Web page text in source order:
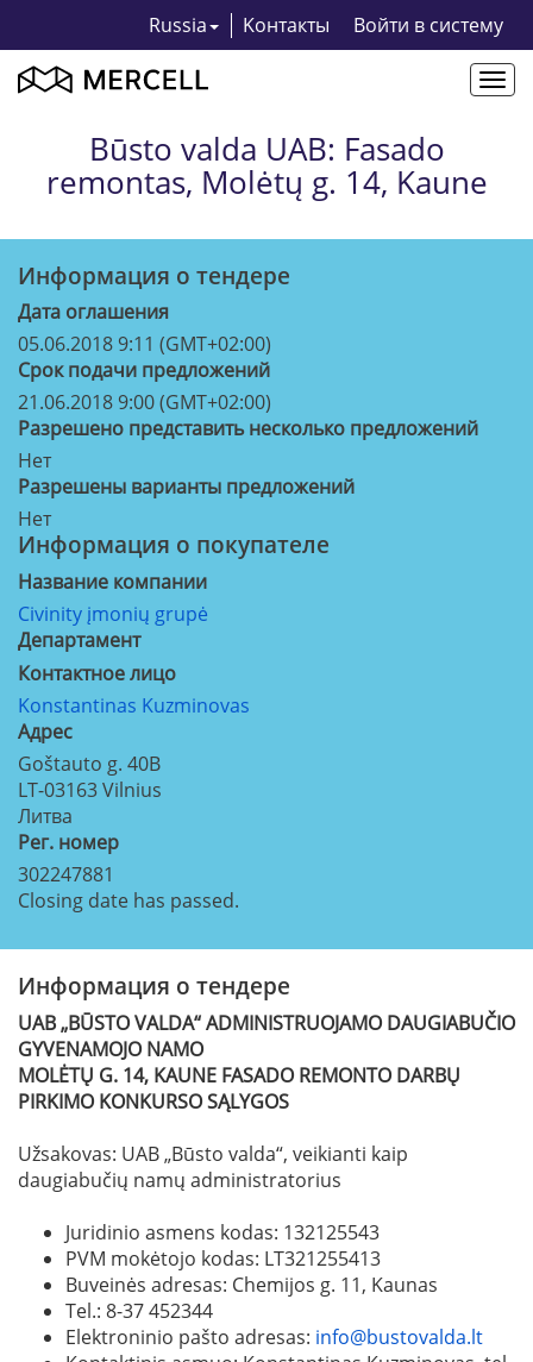
Russia Kонтакты Bойти в систему
Būsto valda UAB: Fasado
remontas, Molėtų g. 14, Kaune
Информация о тендерe
Дата оглашения
05.06.2018 9:11 (GMT+02:00)
Срок подачи предложений
21.06.2018 9:00 (GMT+02:00)
Разрешено представить несколько предложений
Нет
Разрешены варианты предложений
Нет
Информация о покупателе
Название компании
Civinity įmonių grupė
Департамент
Контактное лицо
Konstantinas Kuzminovas
Aдрес
Goštauto g. 40B
LT-03163Vilnius
Литва
Рег. номер
302247881
Closing date has passed.
Информация о тендере
UAB „BŪSTO VALDA“ ADMINISTRUOJAMO DAUGIABUČIO
GYVENAMOJO NAMO
MOLĖTŲ G. 14, KAUNE FASADO REMONTO DARBŲ
PIRKIMO KONKURSO SĄLYGOS
Užsakovas: UAB „Būsto valda“, veikianti kaip
daugiabučių namų administratorius
Juridinio asmens kodas: 132125543
PVM mokėtojo kodas: LT321255413
Buveinės adresas: Chemijos g. 11, Kaunas
Tel.: 8-37 452344
Elektroninio pašto adresas: info@bustovalda.lt